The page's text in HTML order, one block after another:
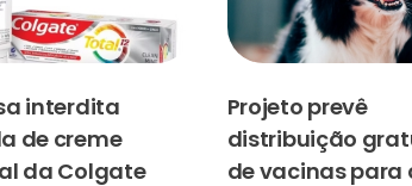
interdita
de creme
da Colgate
Projeto prevê
distribuição
de vacinas para